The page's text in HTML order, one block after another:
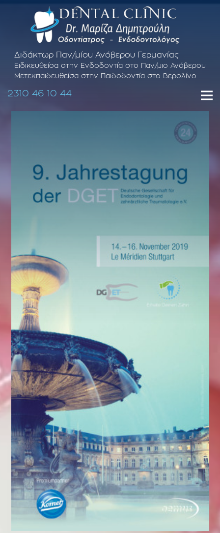
Διδάκτωρ Παν/μίου Ανόβερου Γερμανίας
Ειδικευθείσα στην Ενδοδοντία στο Παν/μιο Ανόβερου
Μετεκπαιδευθείσα στην Παιδοδοντία στο Βερολίνο
2310 46 10 44